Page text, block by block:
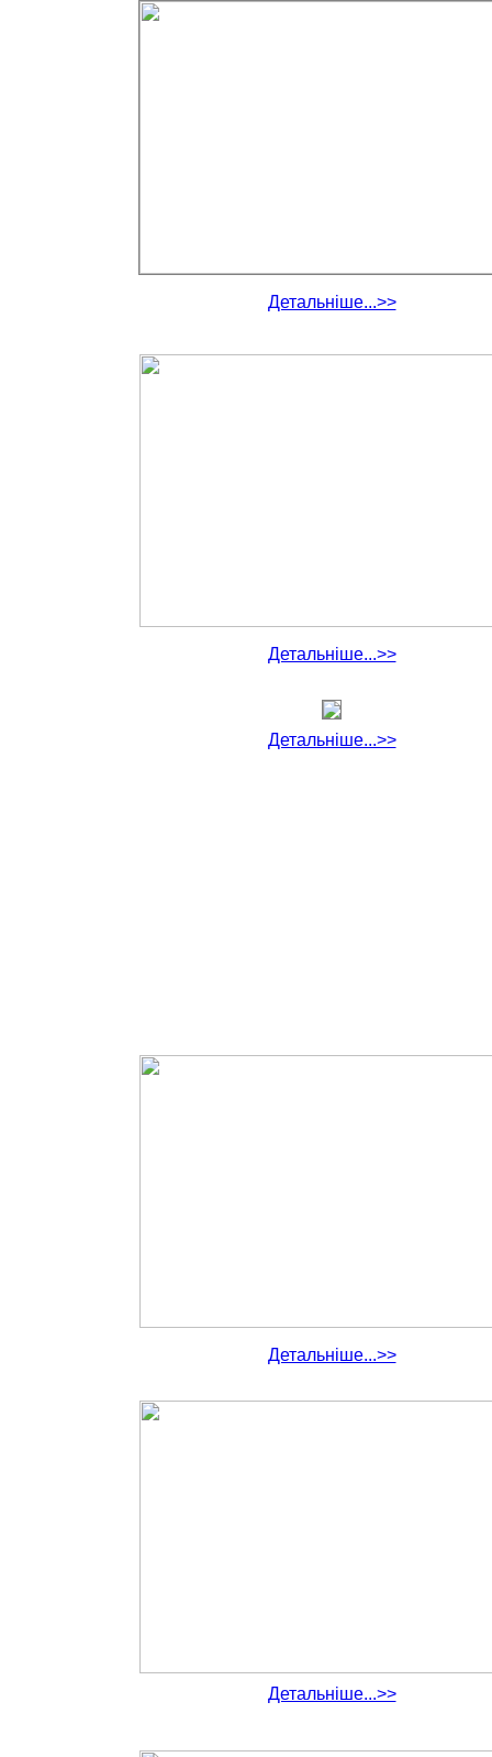
Детальніше...>>
Детальніше...>>
Детальніше...>>
Детальніше...>>
Детальніше...>>